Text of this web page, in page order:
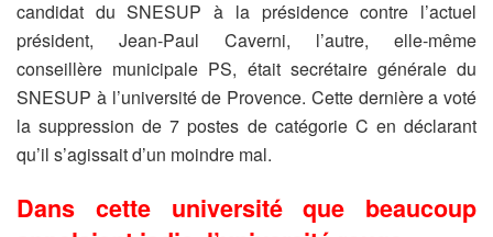
candidat du SNESUP à la présidence contre l’actuel
président, Jean-Paul Caverni, l’autre, elle-même
conseillère municipale PS, était secrétaire générale du
SNESUP à l’université de Provence. Cette dernière a voté
la suppression de 7 postes de catégorie C en déclarant
qu’il s’agissait d’un moindre mal.
Dans cette université que beaucoup